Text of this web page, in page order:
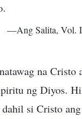
—Ang Salita, Vol.
na Cristo
ng Diyos.
dahil si Cristo